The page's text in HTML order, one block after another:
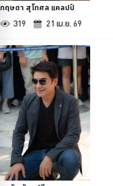
กฤษดา สุโกศล แคลปป์
319 21 เม.ย. 69